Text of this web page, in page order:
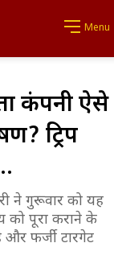
Menu
कंपनी ऐसे
ट्रिप
ने गुरूवार को यह
को पूरा कराने के
फर्जी टारगेट